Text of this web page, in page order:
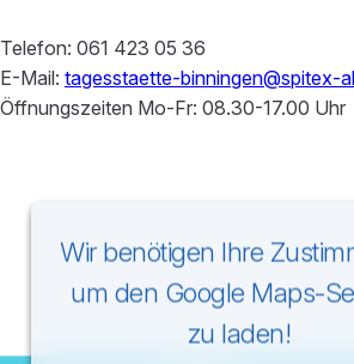
Telefon: 061 423 05 36
E-Mail: tagesstaette-binningen@spitex-
Öffnungszeiten Mo-Fr: 08.30-17.00 Uhr
Wir benötigen Ihre
um den Google Maps-
zu laden!